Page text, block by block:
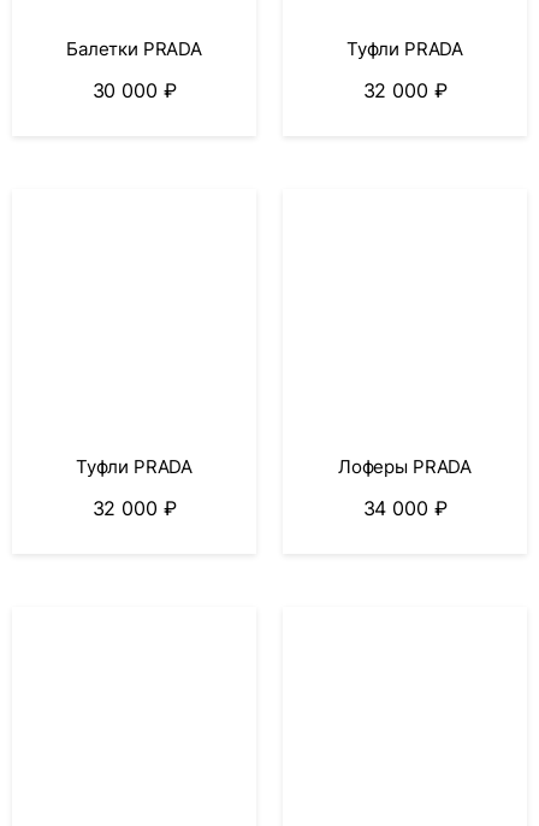
Балетки PRADA
30 000 ₽
Туфли PRADA
32 000 ₽
Туфли PRADA
32 000 ₽
Лоферы PRADA
34 000 ₽